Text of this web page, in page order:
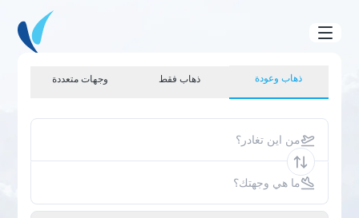
ذهاب وعودة ذهاب فقط وجهات متعددة
من اين تغادر؟
ما هي وجهتك؟